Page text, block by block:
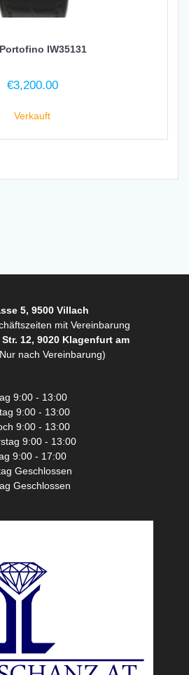
IW35131
€3,200.00
Verkauft
5, 9500 Villach
mit Vereinbarung
12, 9020 Klagenfurt am
nach Vereinbarung)
9:00 - 13:00
9:00 - 13:00
9:00 - 13:00
9:00 - 13:00
9:00 - 17:00
Geschlossen
Geschlossen